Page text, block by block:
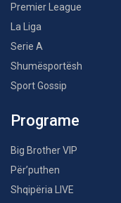
Premier League
La Liga
Serie A
Shumësportësh
Sport Gossip
Programe
Big Brother VIP
Për’puthen
Shqipëria LIVE